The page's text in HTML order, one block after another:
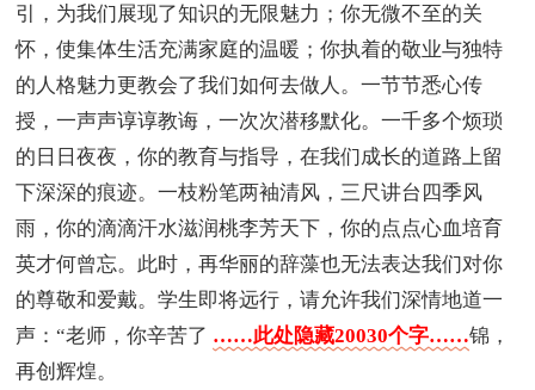
引，为我们展现了知识的无限魅力；你无微不至的关
怀，使集体生活充满家庭的温暖；你执着的敬业与独特
的人格魅力更教会了我们如何去做人。一节节悉心传
授，一声声谆谆教诲，一次次潜移默化。一千多个烦琐
的日日夜夜，你的教育与指导，在我们成长的道路上留
下深深的痕迹。一枝粉笔两袖清风，三尺讲台四季风
雨，你的滴滴汗水滋润桃李芳天下，你的点点心血培育
英才何曾忘。此时，再华丽的辞藻也无法表达我们对你
的尊敬和爱戴。学生即将远行，请允许我们深情地道一
声：“老师，你辛苦了 ……此处隐藏20030个字……锦，
再创辉煌。